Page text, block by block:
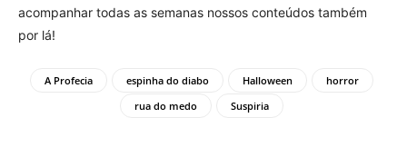
acompanhar todas as semanas nossos conteúdos também
por lá!
A Profecia espinha do diabo Halloween
horror
rua do medo
Suspiria